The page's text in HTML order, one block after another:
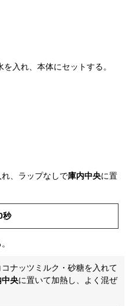
を入れ、本体にセットする。
、ラップなしで庫内中央に置
秒
ナッツミルク・砂糖を入れて
中央に置いて加熱し、よく混ぜ